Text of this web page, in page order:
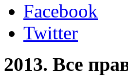
Facebook
Twitter
2013. Все